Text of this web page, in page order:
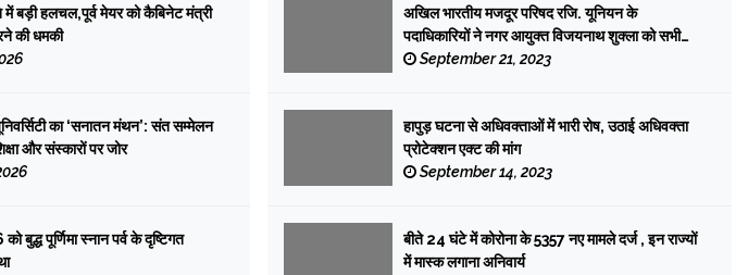
में बड़ी हलचल,पूर्व मेयर को कैबिनेट मंत्री
की धमकी
का ‘सनातन मंथन’: संत सम्मेलन
और संस्कारों पर जोर
बुद्ध पूर्णिमा स्नान पर्व के दृष्टिगत
अखिल भारतीय मजदूर परिषद रजि. यूनियन के
पदाधिकारियों ने नगर आयुक्त विजयनाथ शुक्ला को सभी
कर्मचारियों का स्वास्थ्य शिविर लगाकर जांच कराए जाने की
September 21, 2023
हापुड़ घटना से अधिवक्ताओं में भारी रोष, उठाई अधिवक्ता
प्रोटेक्शन एक्ट की मांग
September 14, 2023
बीते 24 घंटे में कोरोना के 5357 नए मामले दर्ज , इन राज्यों
में मास्क लगाना अनिवार्य